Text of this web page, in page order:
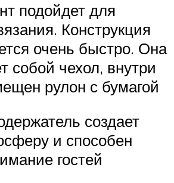
подойдет для
Конструкция
очень быстро. Она
собой чехол, внутри
рулон с бумагой
создает
и способен
гостей